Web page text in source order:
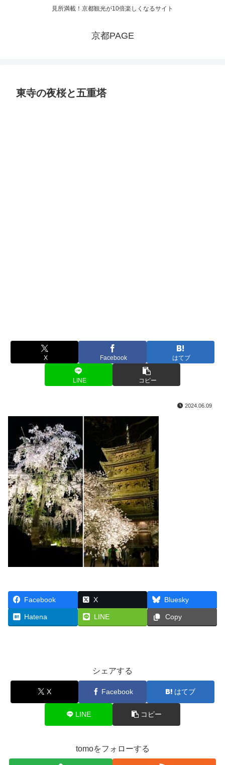
見所満載！京都観光が10倍楽しくなるサイト
京都PAGE
東寺の夜桜と五重塔
X Facebook はてブ
LINE コピー
2024.06.09
Facebook X Bluesky
Hatena LINE Copy
シェアする
X Facebook はてブ
LINE コピー
tomoをフォローする